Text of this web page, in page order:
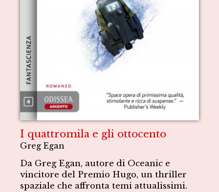
I quattromila e gli ottocento
Greg Egan
Da Greg Egan, autore di Oceanic e
vincitore del Premio Hugo, un thriller
spaziale che affronta temi attualissimi.